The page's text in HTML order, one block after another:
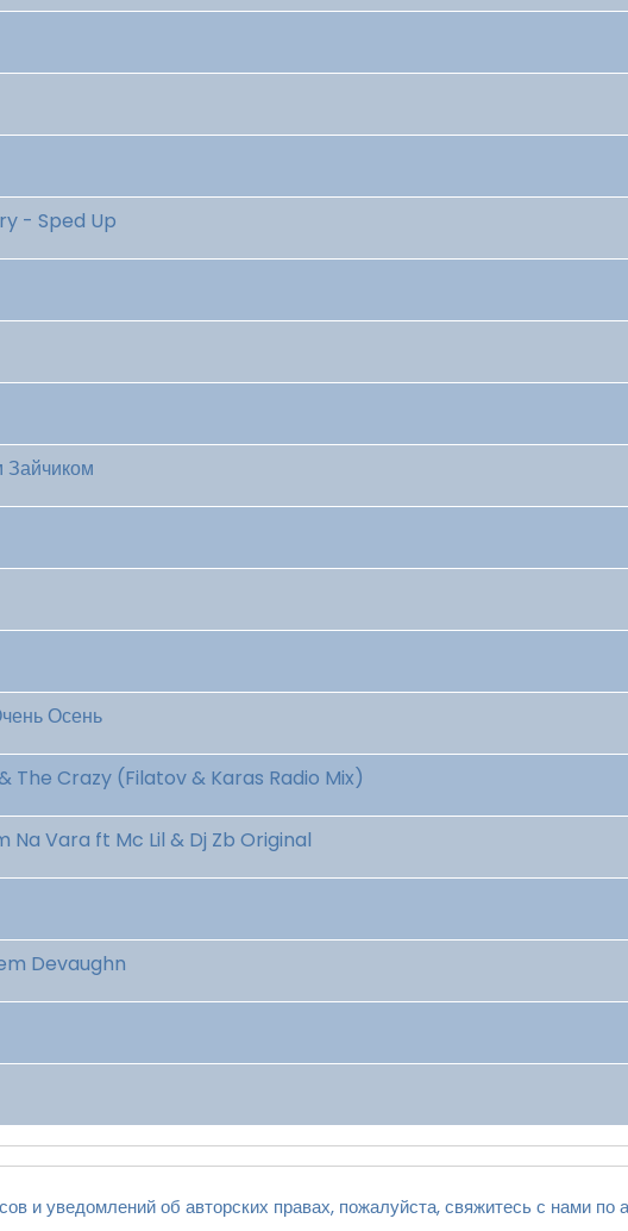
- Sped Up
Осень
The Crazy (Filatov & Karas Radio Mix)
Na Vara ft Mc Lil & Dj Zb Original
Devaughn
и уведомлений об авторских правах, пожалуйста, свяжитесь с нами по